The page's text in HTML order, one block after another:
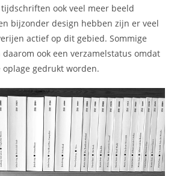
ook veel meer beeld
bijzonder design hebben zijn er veel
actief op dit gebied. Sommige
ook een verzamelstatus omdat
gedrukt worden.